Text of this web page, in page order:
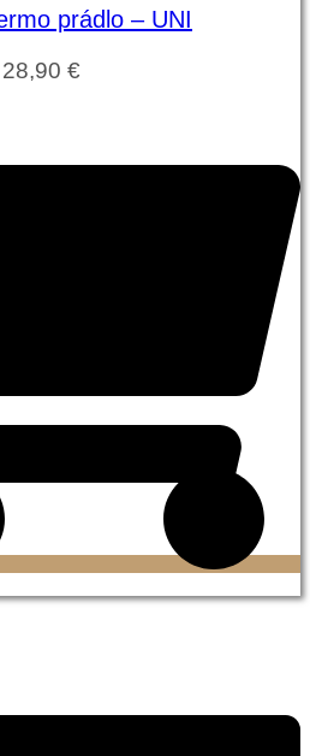
prádlo – UNI
28,90 €